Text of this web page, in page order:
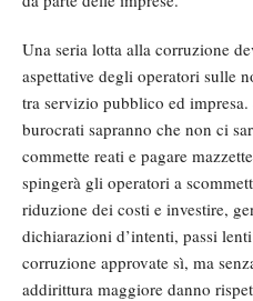
Una seria lotta alla corruzione
aspettative degli operatori sulle
tra servizio pubblico ed impresa.
burocrati sapranno che non ci
commette reati e pagare
spingerà gli operatori a
riduzione dei costi e investire,
dichiarazioni d’intenti, passi
corruzione approvate sì, ma
addirittura maggiore danno